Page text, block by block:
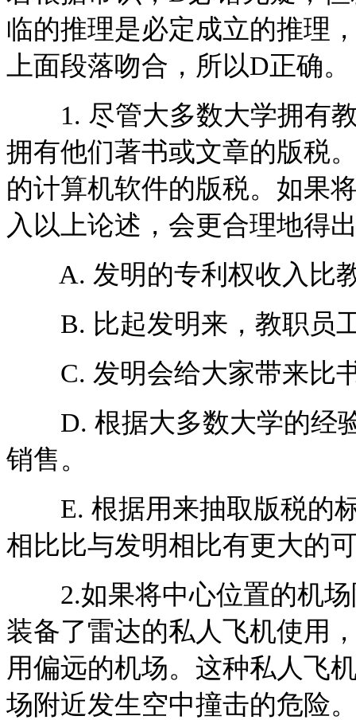
临的推理是必定成立的推理
上面段落吻合，所以D正确。
1. 尽管大多数大学拥有教
拥有他们著书或文章的版税
的计算机软件的版税。如果
入以上论述，会更合理地得
A. 发明的专利权收入比教
B. 比起发明来，教职员
C. 发明会给大家带来比
D. 根据大多数大学的经验
销售。
E. 根据用来抽取版税的标
相比比与发明相比有更大的
2.如果将中心位置的机场
装备了雷达的私人飞机使用
用偏远的机场。这种私人飞
场附近发生空中撞击的危险